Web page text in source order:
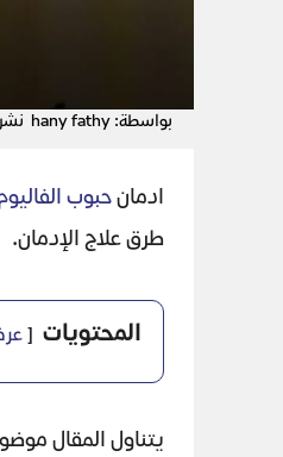
بواسطة: hany fathy نشر في:
ادمانحبوب
طرق علاج الإدمان.
المحتويات
يتناول المقال